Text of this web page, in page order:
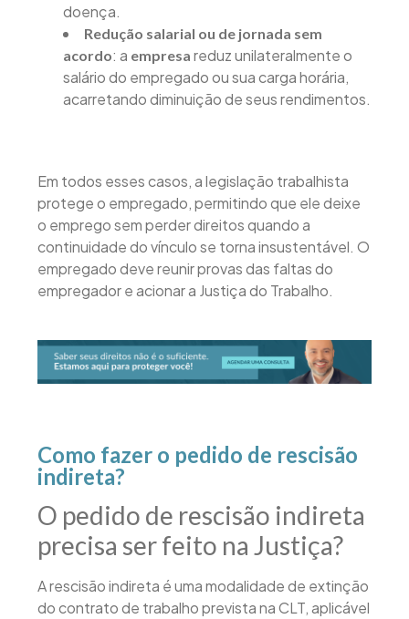
doença.
Redução salarial ou de jornada sem
acordo: a empresa reduz unilateralmente o
salário do empregado ou sua carga horária,
acarretando diminuição de seus rendimentos.
Em todos esses casos, a legislação trabalhista
protege o empregado, permitindo que ele deixe
o emprego sem perder direitos quando a
continuidade do vínculo se torna insustentável. O
empregado deve reunir provas das faltas do
empregador e acionar a Justiça do Trabalho.
Como fazer o pedido de rescisão
indireta?
O pedido de rescisão indireta
precisa ser feito na Justiça?
A rescisão indireta é uma modalidade de extinção
do contrato de trabalho prevista na CLT, aplicável